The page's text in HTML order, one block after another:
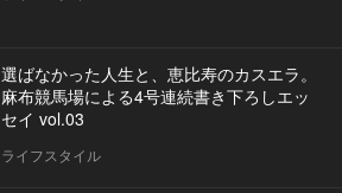
選ばなかった人生と、恵比寿のカスエラ。
麻布競馬場による4号連続書き下ろしエッ
セイ vol.03
ライフスタイル